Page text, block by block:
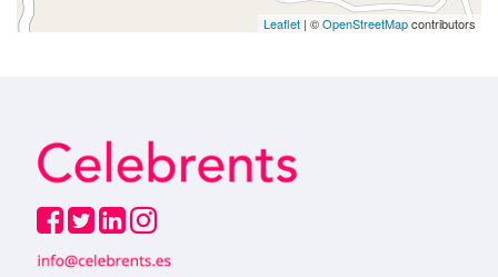
Leaflet | ©OpenStreetMapcontributors